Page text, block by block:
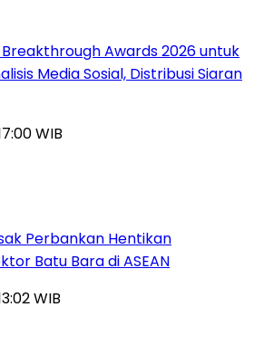
Awards 2026 untuk
Media Sosial, Distribusi Siaran
WIB
Perbankan Hentikan
Batu Bara di ASEAN
WIB